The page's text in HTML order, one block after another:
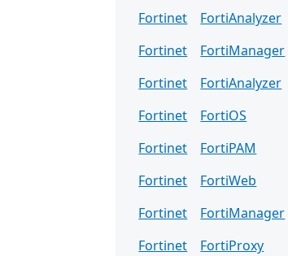
Fortinet
FortiAnalyzer
Fortinet
FortiManager
Fortinet
FortiAnalyzer
Fortinet
FortiOS
Fortinet
FortiPAM
Fortinet
FortiWeb
Fortinet
FortiManager
Fortinet
FortiProxy